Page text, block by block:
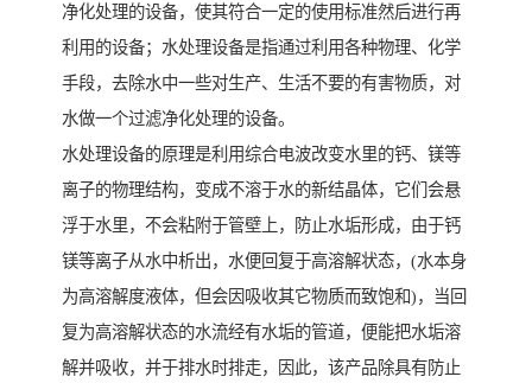
净化处理的设备，使其符合一定的使用标准然后进行再
利用的设备；水处理设备是指通过利用各种物理、化学
手段，去除水中一些对生产、生活不要的有害物质，对
水做一个过滤净化处理的设备。
水处理设备的原理是利用综合电波改变水里的钙、镁等
离子的物理结构，变成不溶于水的新结晶体，它们会悬
浮于水里，不会粘附于管壁上，防止水垢形成，由于钙
镁等离子从水中析出，水便回复于高溶解状态，(水本身
为高溶解度液体，但会因吸收其它物质而致饱和)，当回
复为高溶解状态的水流经有水垢的管道，便能把水垢溶
解并吸收，并于排水时排走，因此，该产品除具有防止